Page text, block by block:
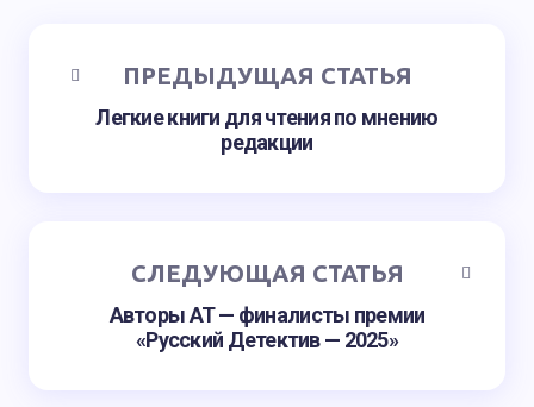
ПРЕДЫДУЩАЯ СТАТЬЯ
Легкие книги для чтения по мнению
редакции
СЛЕДУЮЩАЯ СТАТЬЯ
Авторы АТ — финалисты премии
«Русский Детектив — 2025»